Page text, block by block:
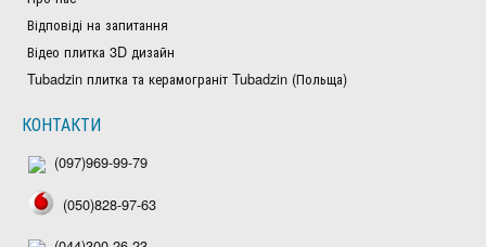
Відповіді на запитання
Відео плитка 3D дизайн
Tubadzin плитка та керамограніт Tubadzin (Польща)
КОНТАКТИ
(097)969-99-79
(050)828-97-63